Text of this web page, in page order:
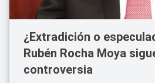
¿Extradición o
Rubén Rocha Moya
controversia